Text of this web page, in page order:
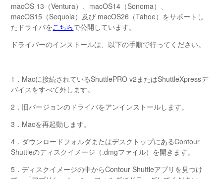
macOS 13（Ventura）、macOS14（Sonoma）、
macOS15（Sequoia）及び macOS26（Tahoe）をサポートし
たドライバをこちらで公開しています。
ドライバーのインストールは、以下の手順で行ってください。
1．Macに接続されているShuttlePRO v2またはShuttleXpressデ
バイスをすべて外します。
2．旧バージョンのドライバをアンインストールします。
3．Macを再起動します。
4．ダウンロードフォルダまたはデスクトップにあるContour
Shuttleのディスクイメージ（.dmgファイル）を開きます。
5．ディスクイメージの中からContour Shuttleアプリを見つけ